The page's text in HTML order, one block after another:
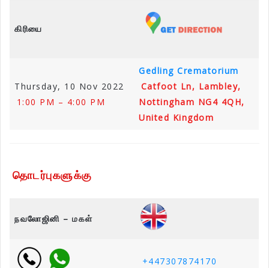
கிரியை
Thursday, 10 Nov 2022
1:00 PM – 4:00 PM
Gedling Crematorium
Catfoot Ln, Lambley,
Nottingham NG4 4QH,
United Kingdom
தொடர்புகளுக்கு
நவலோஜினி – மகள்
+447307874170